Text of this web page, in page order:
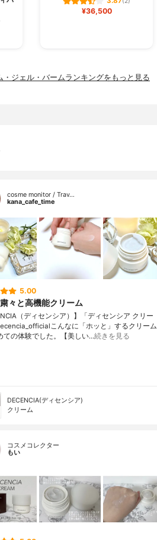
¥36,500
・ジェル・バームランキングをもっと見る
cosme monitor / Trav…
kana_cafe_time
5.00
々と高機能クリーム
（ディセンシア）】「ディセンシア クリー
こんなに「ホッと」するクリーム
ての体験でした。【美しい…続きを見る
DECENCIA(ディセンシア)
クリーム
コスメコレクター
もい